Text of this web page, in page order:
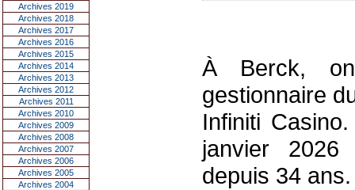
Archives 2019
Archives 2018
Archives 2017
Archives 2016
Archives 2015
Archives 2014
Archives 2013
Archives 2012
Archives 2011
Archives 2010
Archives 2009
Archives 2008
Archives 2007
Archives 2006
Archives 2005
Archives 2004
À Berck,
gestionnaire
Infiniti
janvier
depuis 34 ans.